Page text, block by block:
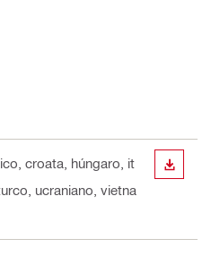
croata, húngaro, it
ucraniano, vietna